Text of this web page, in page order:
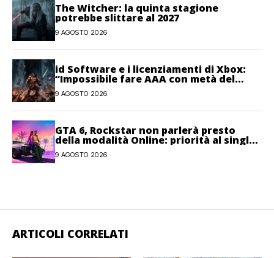
The Witcher: la quinta stagione
potrebbe slittare al 2027
9 AGOSTO 2026
id Software e i licenziamenti di Xbox:
“Impossibile fare AAA con metà del
personale”
9 AGOSTO 2026
GTA 6, Rockstar non parlerà presto
della modalità Online: priorità al single-
player
9 AGOSTO 2026
ARTICOLI CORRELATI